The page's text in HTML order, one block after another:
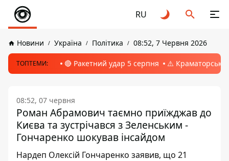
RU
Новини Україна Політика 08:52, 7 Червня 2026
ТОПТЕМИ: 🔴 Ракетний удар 5 серпня ⚠️ Краматорськ,
08:52, 07 червня
Роман Абрамович таємно приїжджав до
Києва та зустрічався з Зеленським -
Гончаренко шокував інсайдом
Нардеп Олексій Гончаренко заявив, що 21